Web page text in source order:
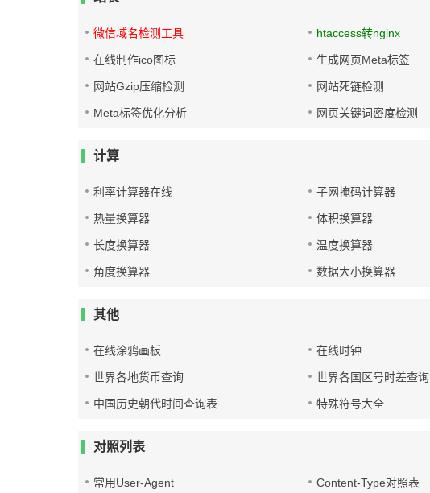
微信域名检测工具 htaccess转nginx
在线制作ico图标 生成网页Meta标签
网站Gzip压缩检测 网站死链检测
Meta标签优化分析 网页关键词密度检测
计算
利率计算器在线 子网掩码计算器
热量换算器 体积换算器
长度换算器 温度换算器
角度换算器 数据大小换算器
其他
在线涂鸦画板 在线时钟
世界各地货币查询 世界各国区号时差查询
中国历史朝代时间查询表 特殊符号大全
对照列表
常用User-Agent Content-Type对照表